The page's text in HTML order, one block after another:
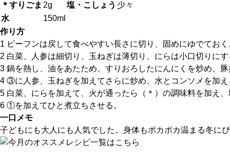
＊すりごま 2g 塩・こしょう 少々
水
150ml
作り方
1 ビーフンは戻して食べやすい長さに切り、固めにゆでておく
2 白菜、人参は細切り、玉ねぎは薄切り、にらは小口切りに
3 鍋を熱し、油をあたため、すりおろしたにんにくを炒め、
4 ③に人参、玉ねぎを加えてさらに炒め、水とコンソメを加え
5 白菜、にらを加えて、火が通ったら（＊）の調味料を加え
6 ①を加えてひと煮立ちさせる。
一口メモ
子どもにも大人にも人気でした。身体もポカポカ温まる冬に